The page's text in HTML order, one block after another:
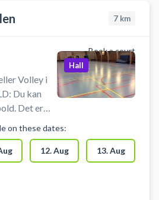
7 km
Book a court
Volley i
Det er
en bold.
hallen til
uden
Hall
on these dates:
12. Aug 13. Aug